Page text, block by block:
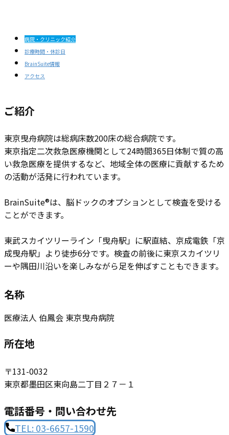
病院・クリニック紹介
診療時間・休診日
BrainSuite情報
アクセス
ご紹介
東京曳舟病院は総病床数200床の総合病院です。
東京指定二次救急医療機関として24時間365日体制で質の高
い救急医療を提供するなど、地域全体の医療に貢献するため
の活動が活発に行われています。
BrainSuite®は、脳ドックのオプションとして検査を受ける
ことができます。
東武スカイツリーライン「曳舟駅」に駅直結、京成電鉄「京
成曳舟駅」より徒歩6分です。検査の前後に東京スカイツリ
ーや隅田川沿いを楽しみながら足を伸ばすこともできます。
名称
医療法人 伯鳳会 東京曳舟病院
所在地
〒131-0032
東京都墨田区東向島二丁目２７－１
電話番号・問い合わせ先
TEL: 0​3-6657-1590